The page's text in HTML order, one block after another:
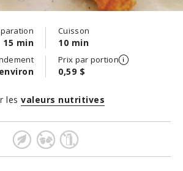
15 min
Cuisson
10 min
Prix par portion
0,59 $
les valeurs nutritives